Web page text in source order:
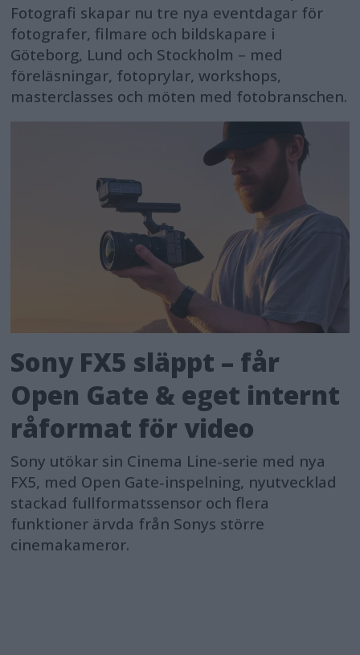
Fotografi skapar nu tre nya eventdagar för
fotografer, filmare och bildskapare i
Göteborg, Lund och Stockholm – med
föreläsningar, fotoprylar, workshops,
masterclasses och möten med fotobranschen.
Sony FX5 släppt – får
Open Gate & eget internt
råformat för video
Sony utökar sin Cinema Line-serie med nya
FX5, med Open Gate-inspelning, nyutvecklad
stackad fullformatssensor och flera
funktioner ärvda från Sonys större
cinemakameror.